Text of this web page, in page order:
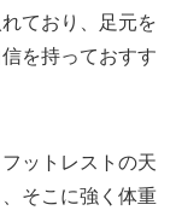
ており、足元を
を持っておすす
ットレストの天
そこに強く体重